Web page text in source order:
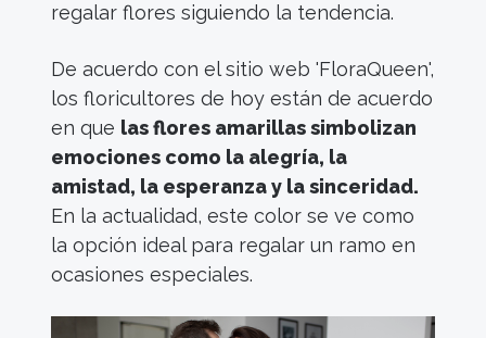
regalar flores siguiendo la tendencia.
De acuerdo con el sitio web 'FloraQueen',
los floricultores de hoy están de acuerdo
en que las flores amarillas simbolizan
emociones como la alegría, la
amistad, la esperanza y la sinceridad.
En la actualidad, este color se ve como
la opción ideal para regalar un ramo en
ocasiones especiales.